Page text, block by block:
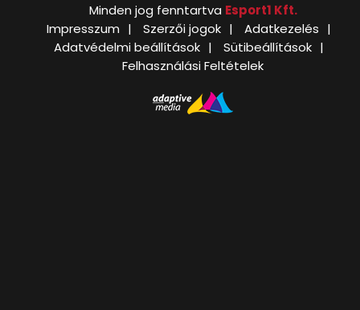
Minden jog fenntartva Esport1 Kft.
Impresszum
Szerzői jogok
Adatkezelés
Adatvédelmi beállítások
Sütibeállítások
Felhasználási Feltételek